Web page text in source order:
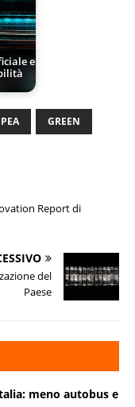
e
GREEN
Report di
del
Paese
meno autobus e